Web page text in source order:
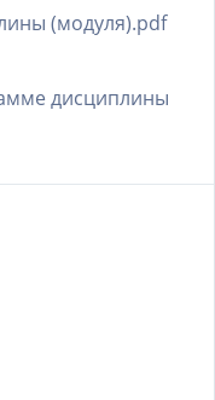
(модуля).pdf
дисциплины